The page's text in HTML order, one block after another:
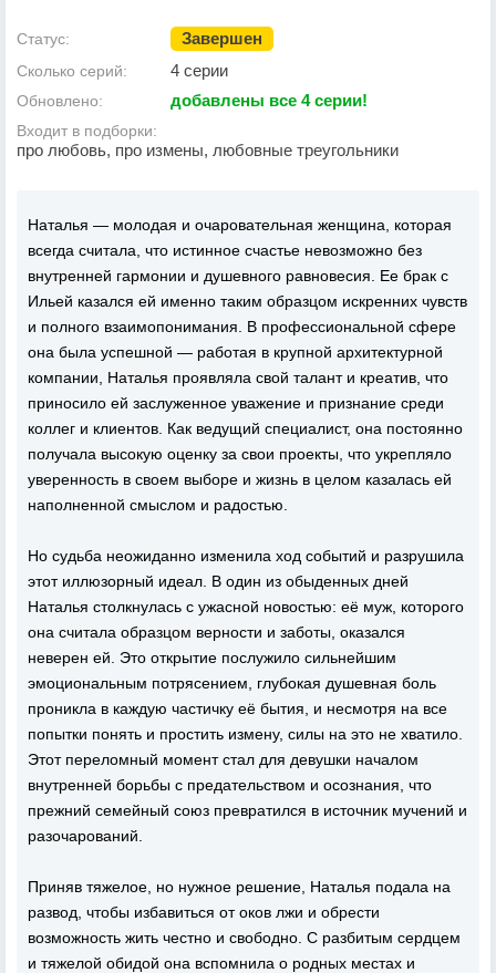
Статус: Завершен
Сколько серий: 4 серии
Обновлено: добавлены все 4 серии!
Входит в подборки:
про любовь, про измены, любовные треугольники
Наталья — молодая и очаровательная женщина, которая
всегда считала, что истинное счастье невозможно без
внутренней гармонии и душевного равновесия. Ее брак с
Ильей казался ей именно таким образцом искренних чувств
и полного взаимопонимания. В профессиональной сфере
она была успешной — работая в крупной архитектурной
компании, Наталья проявляла свой талант и креатив, что
приносило ей заслуженное уважение и признание среди
коллег и клиентов. Как ведущий специалист, она постоянно
получала высокую оценку за свои проекты, что укрепляло
уверенность в своем выборе и жизнь в целом казалась ей
наполненной смыслом и радостью.
Но судьба неожиданно изменила ход событий и разрушила
этот иллюзорный идеал. В один из обыденных дней
Наталья столкнулась с ужасной новостью: её муж, которого
она считала образцом верности и заботы, оказался
неверен ей. Это открытие послужило сильнейшим
эмоциональным потрясением, глубокая душевная боль
проникла в каждую частичку её бытия, и несмотря на все
попытки понять и простить измену, силы на это не хватило.
Этот переломный момент стал для девушки началом
внутренней борьбы с предательством и осознания, что
прежний семейный союз превратился в источник мучений и
разочарований.
Приняв тяжелое, но нужное решение, Наталья подала на
развод, чтобы избавиться от оков лжи и обрести
возможность жить честно и свободно. С разбитым сердцем
и тяжелой обидой она вспомнила о родных местах и